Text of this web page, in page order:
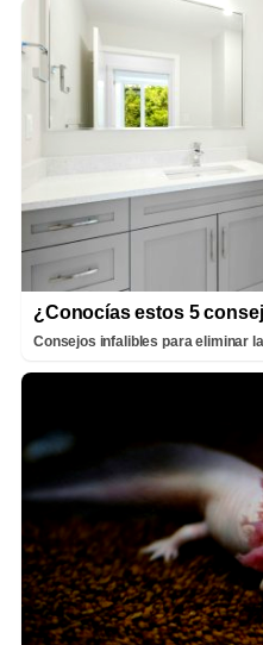
¿Conocías estos 5
Consejos infalibles para eliminar